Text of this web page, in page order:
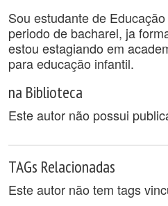
Sou estudante de
periodo de bacharel, ja
estou estagiando em
para educação infantil.
na Biblioteca
Este autor não possui
TAGs Relacionadas
Este autor não tem tags